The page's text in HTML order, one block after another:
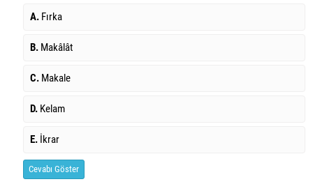
A. Fırka
B. Makâlât
C. Makale
D. Kelam
E. İkrar
Cevabı Göster